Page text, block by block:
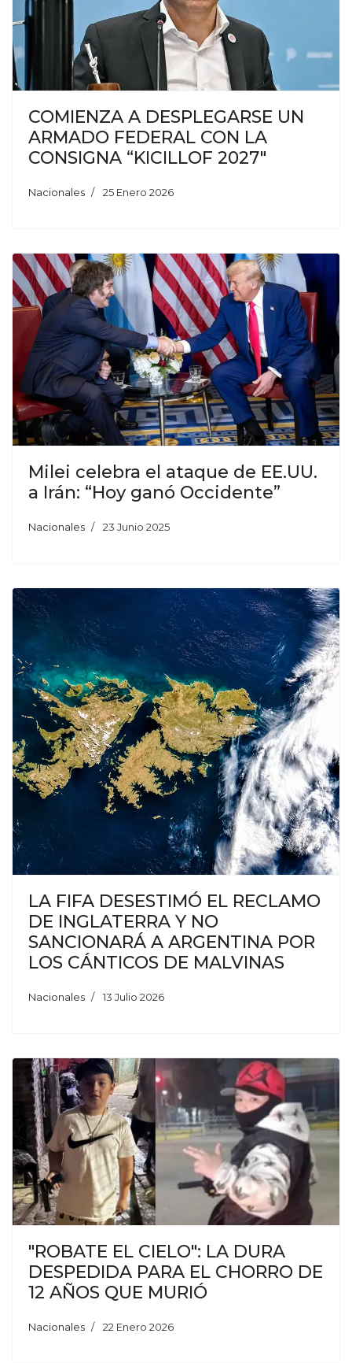
COMIENZA A DESPLEGARSE UN
ARMADO FEDERAL CON LA
CONSIGNA “KICILLOF 2027″
Nacionales 25 Enero 2026
Milei celebra el ataque de EE.UU.
a Irán: “Hoy ganó Occidente”
Nacionales 23 Junio 2025
LA FIFA DESESTIMÓ EL RECLAMO
DE INGLATERRA Y NO
SANCIONARÁ A ARGENTINA POR
LOS CÁNTICOS DE MALVINAS
Nacionales 13 Julio 2026
"ROBATE EL CIELO": LA DURA
DESPEDIDA PARA EL CHORRO DE
12 AÑOS QUE MURIÓ
Nacionales 22 Enero 2026